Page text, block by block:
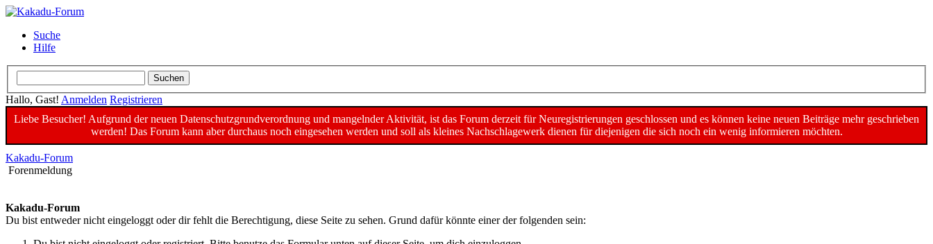
Suche
Hilfe
Hallo, Gast! Anmelden Registrieren
Liebe Besucher! Aufgrund der neuen Datenschutzgrundverordnung und mangelnder Aktivität, ist das Forum derzeit für Neuregistrierungen geschlossen und es können keine neuen Beiträge mehr geschrieben
werden! Das Forum kann aber durchaus noch eingesehen werden und soll als kleines Nachschlagewerk dienen für diejenigen die sich noch ein wenig informieren möchten.
Kakadu-Forum
Forenmeldung
Kakadu-Forum
Du bist entweder nicht eingeloggt oder dir fehlt die Berechtigung, diese Seite zu sehen. Grund dafür könnte einer der folgenden sein: